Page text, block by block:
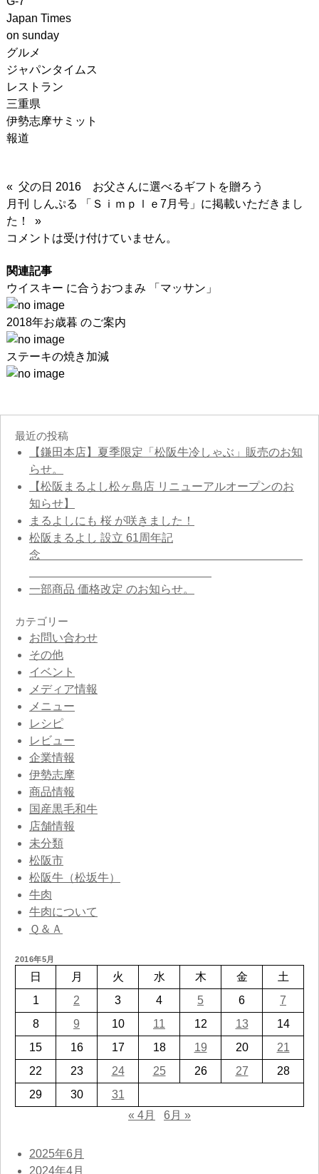
Japan Times
on sunday
グルメ
ジャパンタイムス
レストラン
三重県
伊勢志摩サミット
報道
« 父の日 2016 お父さんに選べるギフトを贈ろう
月刊 しんぷる 「Ｓｉｍｐｌｅ7月号」に掲載いただきまし
た！ »
コメントは受け付けていません。
関連記事
ウイスキー に合うおつまみ 「マッサン」
2018年お歳暮 のご案内
ステーキの焼き加減
最近の投稿
【鎌田本店】夏季限定「松阪牛冷しゃぶ」販売のお知
らせ。
【松阪まるよし松ヶ島店 リニューアルオープンのお
知らせ】
まるよしにも 桜 が咲きました！
松阪まるよし 設立 61周年記
念
一部商品 価格改定 のお知らせ。
カテゴリー
お問い合わせ
その他
イベント
メディア情報
メニュー
レシピ
レビュー
企業情報
伊勢志摩
商品情報
国産黒毛和牛
店舗情報
未分類
松阪市
松阪牛（松坂牛）
牛肉
牛肉について
Ｑ＆Ａ
2016年5月
日 月 火 水 木 金
土
1
2 3 4 5 6
7
8
9 10 11 12 13
14
15
16 17 18 19 20
21
22
23 24 25 26 27
28
29
30
31
« 4月
6月 »
2025年6月
2024年4月